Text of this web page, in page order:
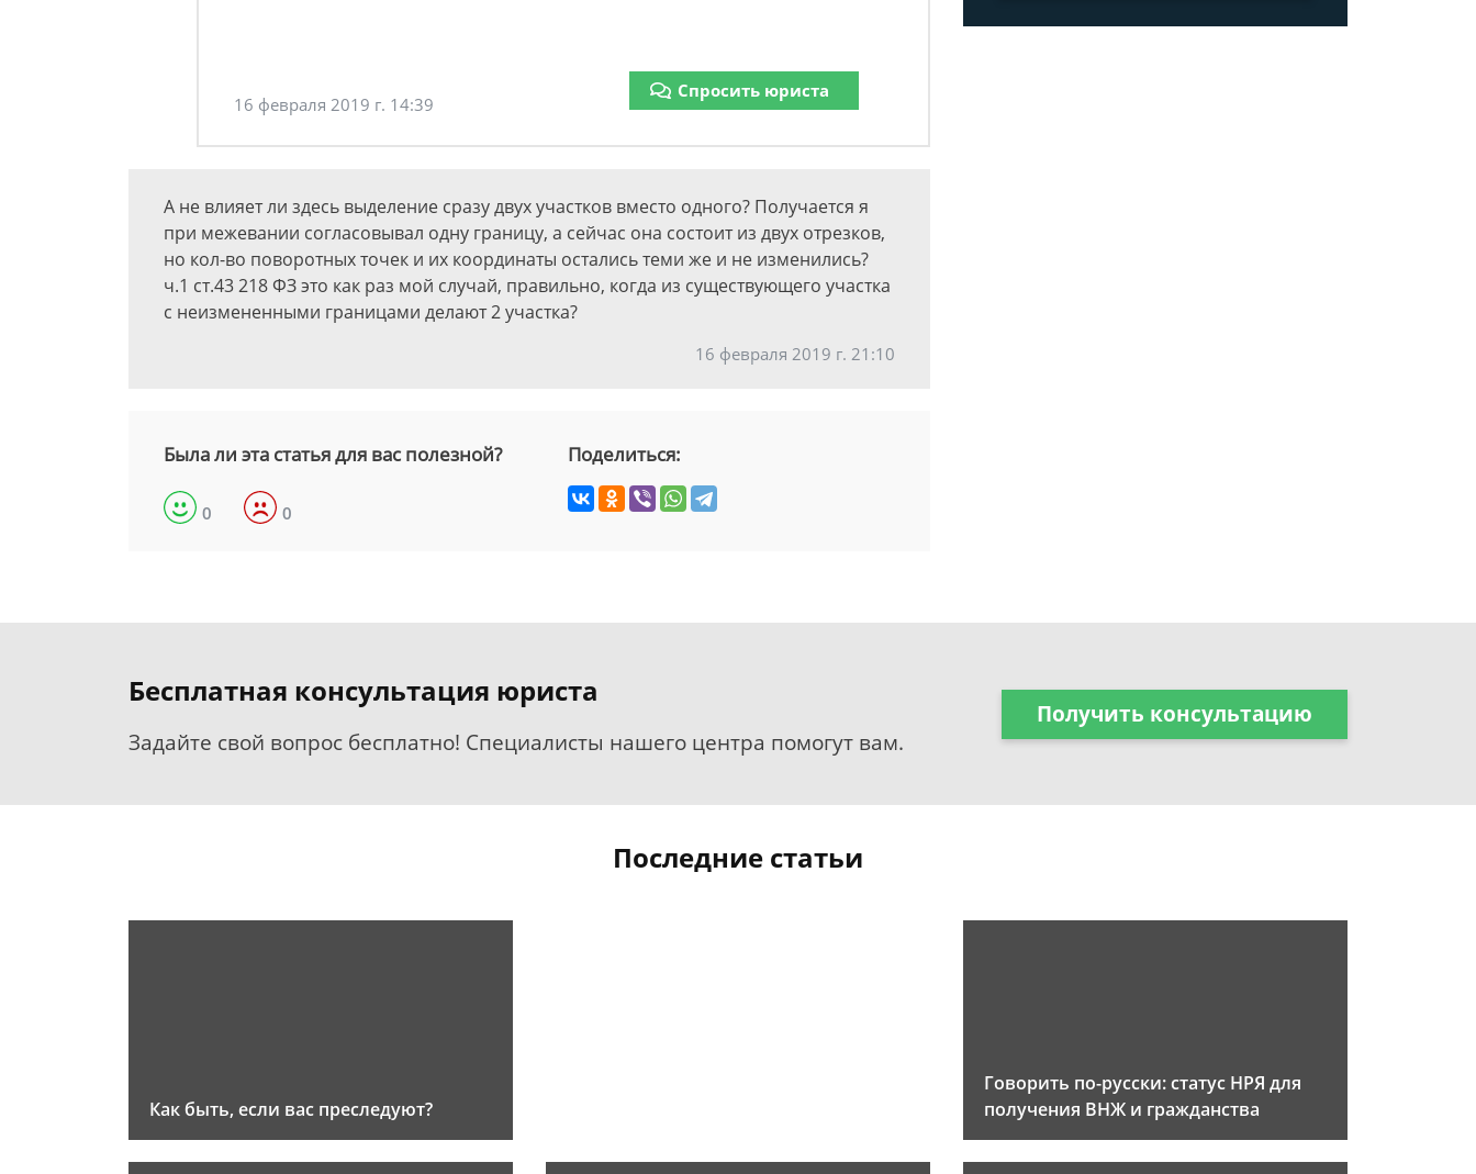
16 февраля 2019 г. 14:39
Спросить юриста
А не влияет ли здесь выделение сразу двух участков вместо одного? Получается я
при межевании согласовывал одну границу, а сейчас она состоит из двух отрезков,
но кол-во поворотных точек и их координаты остались теми же и не изменились?
ч.1 ст.43 218 ФЗ это как раз мой случай, правильно, когда из существующего участка
с неизмененными границами делают 2 участка?
16 февраля 2019 г. 21:10
Была ли эта статья для вас полезной?
0 0
Поделиться:
Бесплатная консультация юриста
Задайте свой вопрос бесплатно! Специалисты нашего центра помогут вам.
Получить консультацию
Последние статьи
Как быть, если вас преследуют?
Говорить по-русски: статус НРЯ для
получения ВНЖ и гражданства